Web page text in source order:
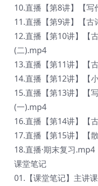
10.直播【第8讲】【
11.直播【第9讲】【
12.直播【第10讲】【
(二).mp4
13.直播【第11讲】【
14.直播【第12讲】【
15.直播【第13讲】【
(一).mp4
16.直播【第14讲】【
17.直播【第15讲】【
18.直播·期末复习.mp4
课堂笔记
01.【课堂笔记】主讲